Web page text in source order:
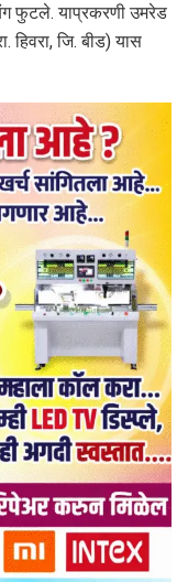
फुटले. याप्रकरणी उमरेड
हिवरा, जि. बीड) यास